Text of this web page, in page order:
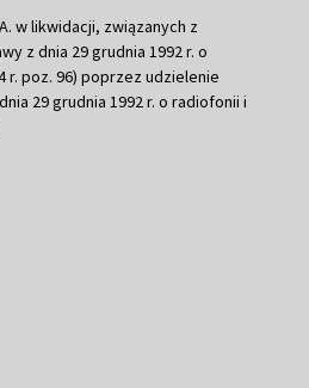
w likwidacji, związanych z
z dnia 29 grudnia 1992 r. o
r. poz. 96) poprzez udzielenie
29 grudnia 1992 r. o radiofonii i